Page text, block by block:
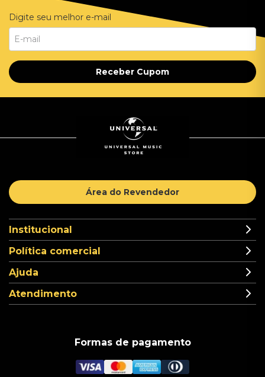
Digite seu melhor e-mail
Receber Cupom
Área do Revendedor
Institucional
Política comercial
Ajuda
Atendimento
Formas de pagamento